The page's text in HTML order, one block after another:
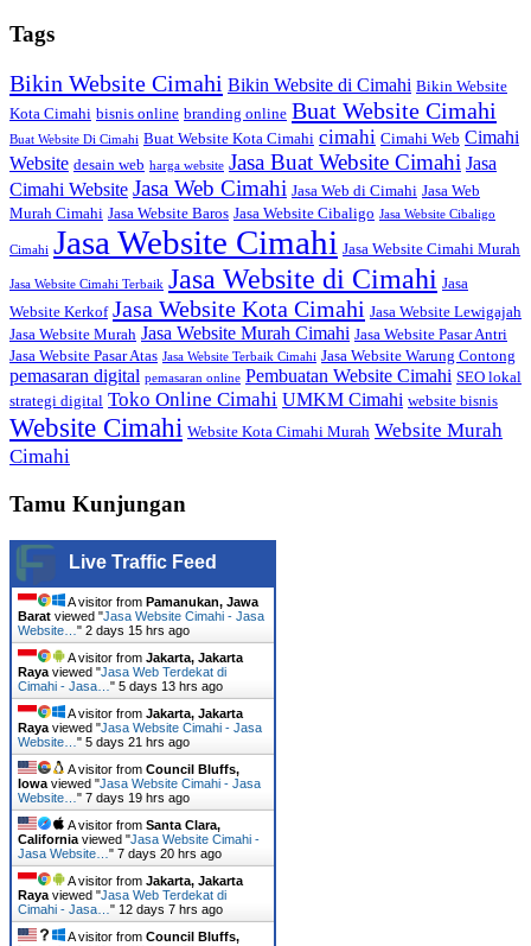
Tags
Bikin Website Cimahi Bikin Website di Cimahi Bikin Website
Kota Cimahi bisnis online branding online Buat Website Cimahi
Buat Website Di Cimahi Buat Website Kota Cimahi cimahi Cimahi Web Cimahi
Website desain web harga website Jasa Buat Website Cimahi Jasa
Cimahi Website Jasa Web Cimahi Jasa Web di Cimahi Jasa Web
Murah Cimahi Jasa Website Baros Jasa Website Cibaligo Jasa Website Cibaligo
Cimahi Jasa Website Cimahi Jasa Website Cimahi Murah
Jasa Website Cimahi Terbaik Jasa Website di Cimahi Jasa
Website Kerkof Jasa Website Kota Cimahi Jasa Website Lewigajah
Jasa Website Murah Jasa Website Murah Cimahi Jasa Website Pasar Antri
Jasa Website Pasar Atas Jasa Website Terbaik Cimahi Jasa Website Warung Contong
pemasaran digital pemasaran online Pembuatan Website Cimahi SEO lokal
strategi digital Toko Online Cimahi UMKM Cimahi website bisnis
Website Cimahi Website Kota Cimahi Murah Website Murah
Cimahi
Tamu Kunjungan
Live Traffic Feed
A visitor from Pamanukan, Jawa
Barat viewed "Jasa Website Cimahi - Jasa
Website… " 2 days 15 hrs ago
A visitor from Jakarta, Jakarta
Raya viewed "Jasa Web Terdekat di
Cimahi - Jasa… " 5 days 13 hrs ago
A visitor from Jakarta, Jakarta
Raya viewed "Jasa Website Cimahi - Jasa
Website… " 5 days 21 hrs ago
A visitor from Council Bluffs,
Iowa viewed "Jasa Website Cimahi - Jasa
Website… " 7 days 19 hrs ago
A visitor from Santa Clara,
California viewed "Jasa Website Cimahi -
Jasa Website… " 7 days 20 hrs ago
A visitor from Jakarta, Jakarta
Raya viewed "Jasa Web Terdekat di
Cimahi - Jasa… " 12 days 7 hrs ago
A visitor from Council Bluffs,